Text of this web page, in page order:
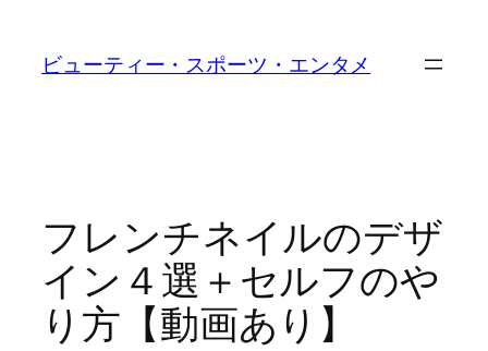
ビューティー・スポーツ・エンタメ
フレンチネイルのデザ
イン４選＋セルフのや
り方【動画あり】